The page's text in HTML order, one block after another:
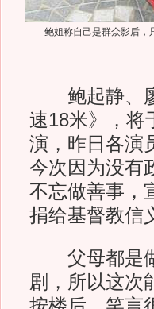
鲍姐称自己是群众影后，
鲍起静、廖
速18米》，将
演，昨日各演
今次因为没有
不忘做善事，
捐给基督教信
父母都是做
剧，所以这次